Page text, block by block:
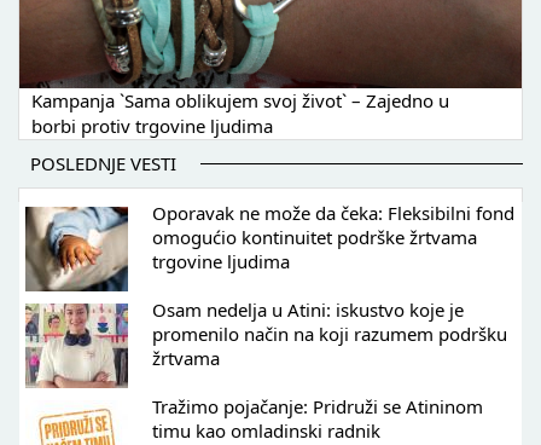
Kampanja `Sama oblikujem svoj život` – Zajedno u
borbi protiv trgovine ljudima
POSLEDNJE VESTI
Oporavak ne može da čeka: Fleksibilni fond
omogućio kontinuitet podrške žrtvama
trgovine ljudima
Osam nedelja u Atini: iskustvo koje je
promenilo način na koji razumem podršku
žrtvama
Tražimo pojačanje: Pridruži se Atininom
timu kao omladinski radnik